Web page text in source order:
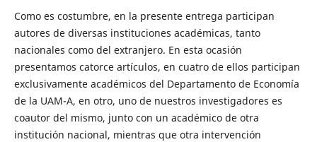
Como es costumbre, en la presente entrega participan
autores de diversas instituciones académicas, tanto
nacionales como del extranjero. En esta ocasión
presentamos catorce artículos, en cuatro de ellos participan
exclusivamente académicos del Departamento de Economía
de la UAM-A, en otro, uno de nuestros investigadores es
coautor del mismo, junto con un académico de otra
institución nacional, mientras que otra intervención